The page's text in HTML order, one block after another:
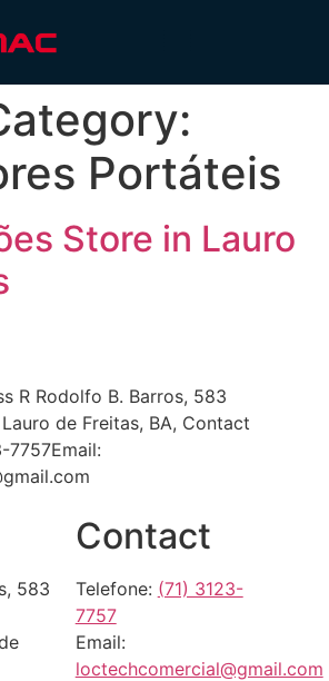
Portáteis
Store in Lauro
R Rodolfo B. Barros, 583
de Freitas, BA, Contact
7757Email:
583
Contact
Telefone: (71) 3123-
7757
Email:
loctechcomercial@gmail.com